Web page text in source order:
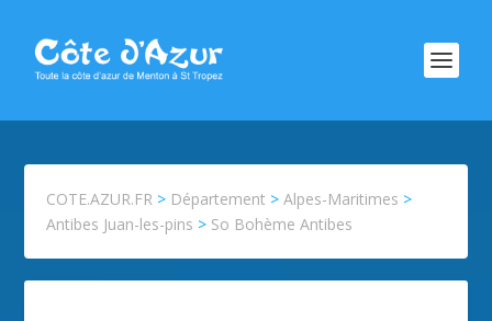
COTE.AZUR.FR > Département >Alpes-Maritimes >
Antibes Juan-les-pins > So Bohème Antibes